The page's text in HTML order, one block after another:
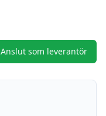
Anslut som leverantör